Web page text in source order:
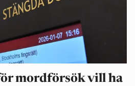
mordförsök vill ha